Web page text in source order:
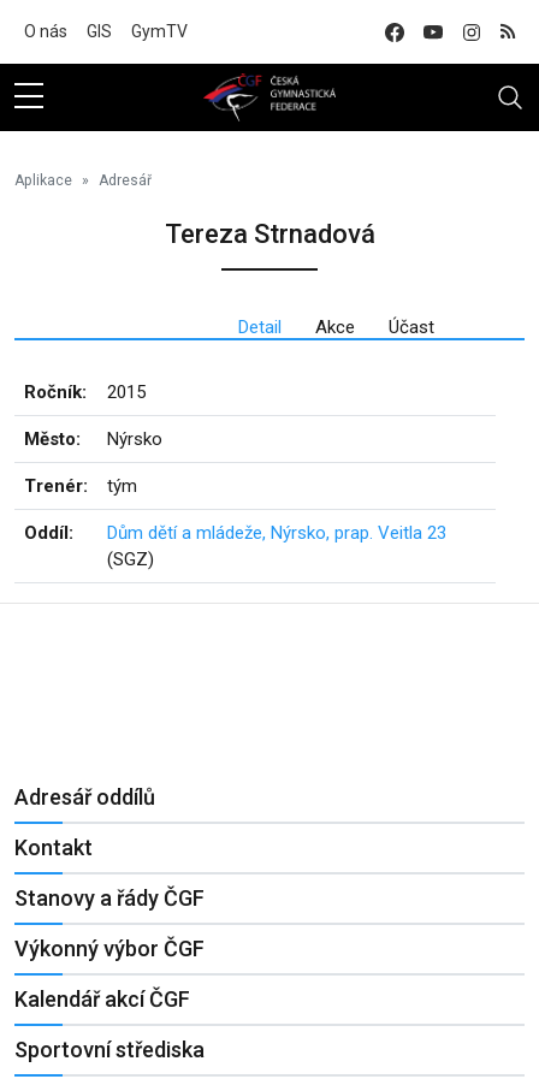
O nás GIS GymTV
Aplikace Adresář
Tereza Strnadová
Detail Akce Účast
Ročník: 2015
Město: Nýrsko
Trenér: tým
Oddíl:
Dům dětí a mládeže, Nýrsko, prap. Veitla 23
(SGZ)
Adresář oddílů
Kontakt
Stanovy a řády ČGF
Výkonný výbor ČGF
Kalendář akcí ČGF
Sportovní střediska